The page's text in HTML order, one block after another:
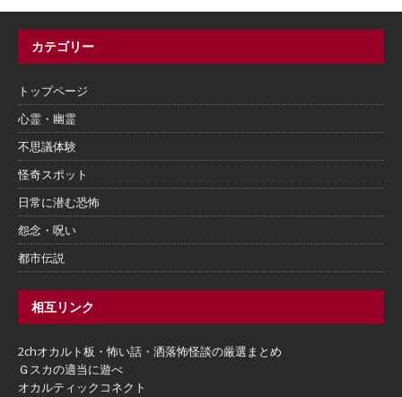
カテゴリー
トップページ
心霊・幽霊
不思議体験
怪奇スポット
日常に潜む恐怖
怨念・呪い
都市伝説
相互リンク
2chオカルト板・怖い話・洒落怖怪談の厳選まとめ
Ｇスカの適当に遊べ
オカルティックコネクト